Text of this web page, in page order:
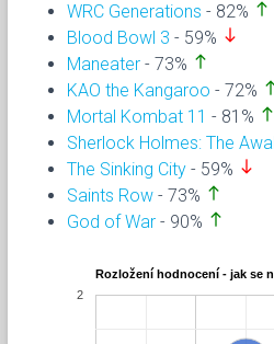
WRC Generations - 82% north
Blood Bowl 3 - 59% south
Maneater - 73% north
KAO the Kangaroo - 72%
Mortal Kombat 11 - 81% north
Sherlock Holmes: The
The Sinking City - 59% south
Saints Row - 73% north
God of War - 90% north
Rozložení hodnocení - jak se
2